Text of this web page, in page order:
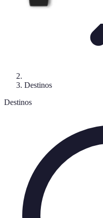
Destinos
Destinos